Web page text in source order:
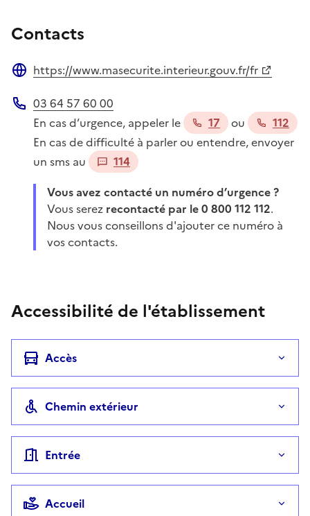
Contacts
https://www.masecurite.interieur.gouv.fr/fr
Téléphone
03 64 57 60 00
En cas d’urgence, appeler le
17 ou
112
En cas de difficulté à parler ou entendre, envoyer
un sms au
114
Vous avez contacté un numéro d’urgence ?
Vous serez recontacté par le 0 800 112 112.
Nous vous conseillons d'ajouter ce numéro à
vos contacts.
Accessibilité de l'établissement
Accès
Chemin extérieur
Entrée
Accueil